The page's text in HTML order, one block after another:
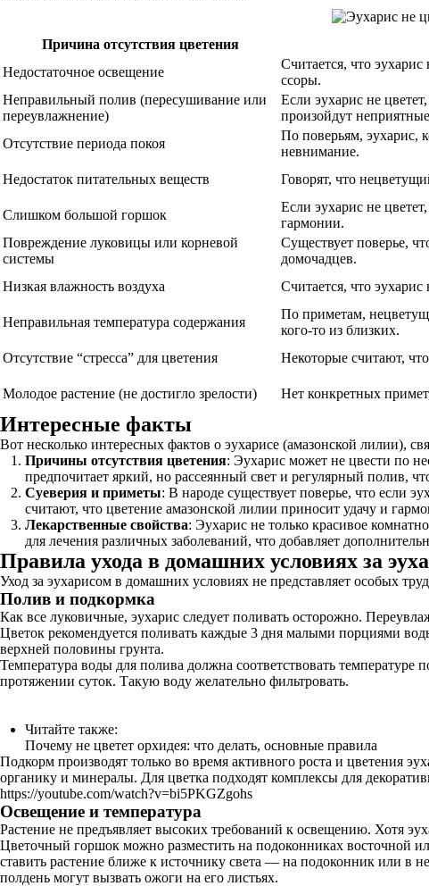
Причина отсутствия цветения
Недостаточное освещение
Считается, что
ссоры.
Неправильный полив (пересушивание или
переувлажнение)
Если эухарис не
произойдут
Отсутствие периода покоя
По поверьям, эухарис,
невнимание.
Недостаток питательных веществ
Говорят, что
Слишком большой горшок
Если эухарис не
гармонии.
Повреждение луковицы или корневой
системы
Существует поверье,
домочадцев.
Низкая влажность воздуха
Считается, что
Неправильная температура содержания
По приметам,
кого-то из близких.
Отсутствие “стресса” для цветения
Некоторые считают,
Молодое растение (не достигло зрелости)
Нет конкретных
Интересные факты
Вот несколько интересных фактов о эухарисе (амазонской лилии),
Причины отсутствия цветения: Эухарис может не цвести по
предпочитает яркий, но рассеянный свет и регулярный полив,
Суеверия и приметы: В народе существует поверье, что если
считают, что цветение амазонской лилии приносит удачу и
Лекарственные свойства: Эухарис не только красивое
для лечения различных заболеваний, что добавляет
Правила ухода в домашних условиях за
Уход за эухарисом в домашних условиях не представляет особых
Полив и подкормка
Как все луковичные, эухарис следует поливать осторожно.
Цветок рекомендуется поливать каждые 3 дня малыми порциями
верхней половины грунта.
Температура воды для полива должна соответствовать температуре
протяжении суток. Такую воду желательно фильтровать.
Читайте также:
Почему не цветет орхидея: что делать, основные правила
Подкорм производят только во время активного роста и цветения
органику и минералы. Для цветка подходят комплексы для
https://youtube.com/watch?v=bi5PKGZgohs
Освещение и температура
Растение не предъявляет высоких требований к освещению. Хотя
Цветочный горшок можно разместить на подоконниках восточной
ставить растение ближе к источнику света — на подоконник или в
полдень могут вызвать ожоги на его листьях.